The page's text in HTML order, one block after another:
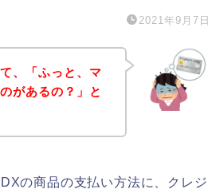
2021年9月7日
、「ふっと、マ
があるの？」と
の商品の支払い方法に、クレジ